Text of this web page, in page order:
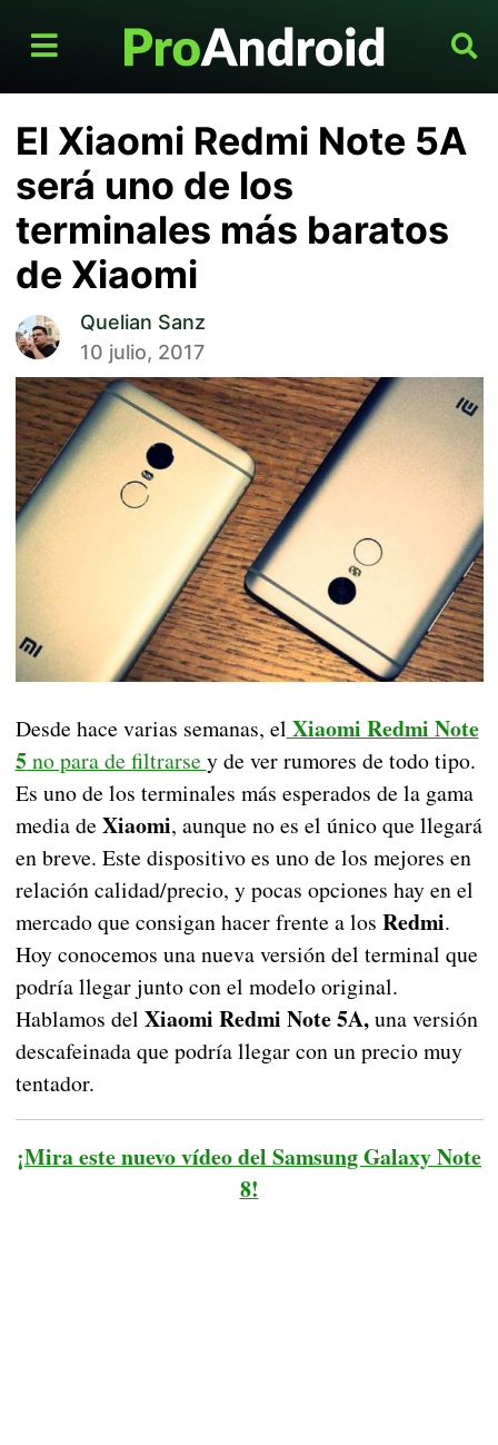
El Xiaomi Redmi Note 5A
será uno de los
terminales más baratos
de Xiaomi
Quelian Sanz
10 julio, 2017
Desde hace varias semanas, el Xiaomi Redmi Note
5no para de filtrarse y de ver rumores de todo tipo.
Es uno de los terminales más esperados de la gama
media de Xiaomi, aunque no es el único que llegará
en breve. Este dispositivo es uno de los mejores en
relación calidad/precio, y pocas opciones hay en el
mercado que consigan hacer frente a los Redmi.
Hoy conocemos una nueva versión del terminal que
podría llegar junto con el modelo original.
Hablamos del Xiaomi Redmi Note 5A,una versión
descafeinada que podría llegar con un precio muy
tentador.
¡Mira este nuevo vídeo del Samsung Galaxy Note
8!